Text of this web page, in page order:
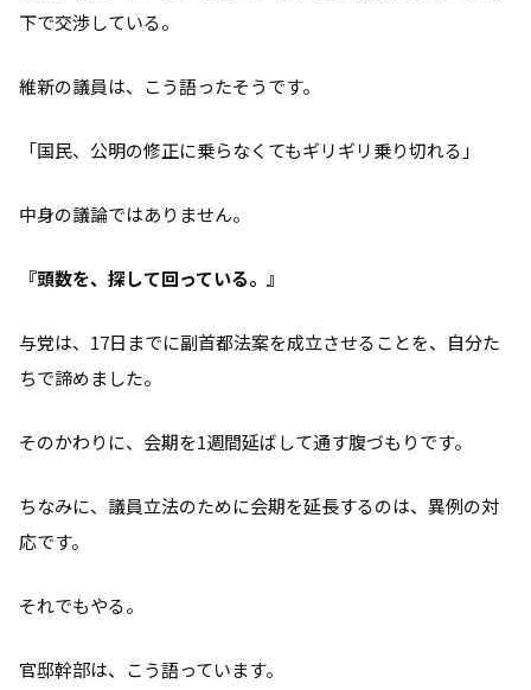
下で交渉している。
維新の議員は、こう語ったそうです。
「国民、公明の修正に乗らなくてもギリギリ乗り切れる」
中身の議論ではありません。
『頭数を、探して回っている。』
与党は、17日までに副首都法案を成立させることを、自分た
ちで諦めました。
そのかわりに、会期を1週間延ばして通す腹づもりです。
ちなみに、議員立法のために会期を延長するのは、異例の対
応です。
それでもやる。
官邸幹部は、こう語っています。